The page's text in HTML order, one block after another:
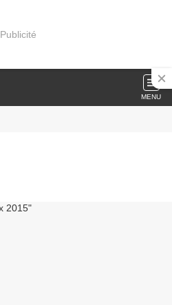
Publicité
MENU